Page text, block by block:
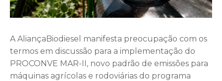
A AliançaBiodiesel manifesta preocupação com os
termos em discussão para a implementação do
PROCONVE MAR-II, novo padrão de emissões para
máquinas agrícolas e rodoviárias do programa